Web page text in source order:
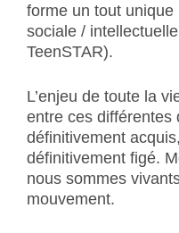
forme un tout
sociale /
TeenSTAR).
L’enjeu de toute la
entre ces différentes
définitivement
définitivement figé.
nous sommes
mouvement.